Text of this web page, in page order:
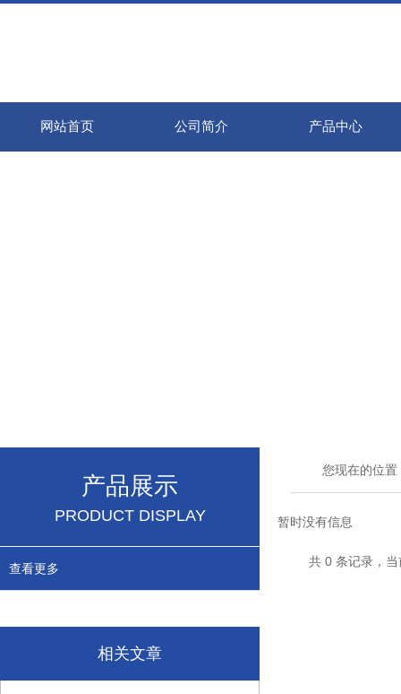
网站首页 公司简介 产品中心
产品展示
PRODUCT DISPLAY
查看更多
相关文章
您现在的位置
暂时没有信息
共 0 条记录，